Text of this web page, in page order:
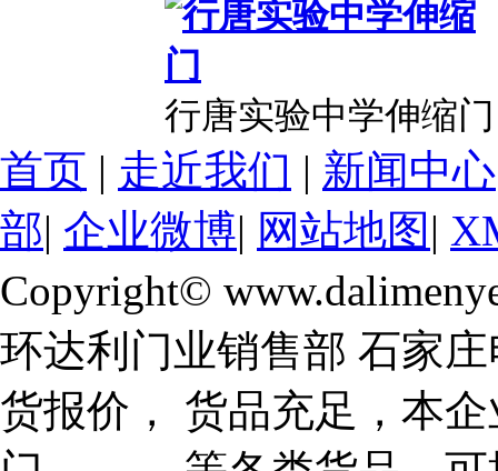
行唐实验中学伸缩门
首页 | 走近我们 | 新闻中心
部| 企业微博| 网站地图 |
Copyright©
环达利门业销售部 石家
货报价， 货品充足，本